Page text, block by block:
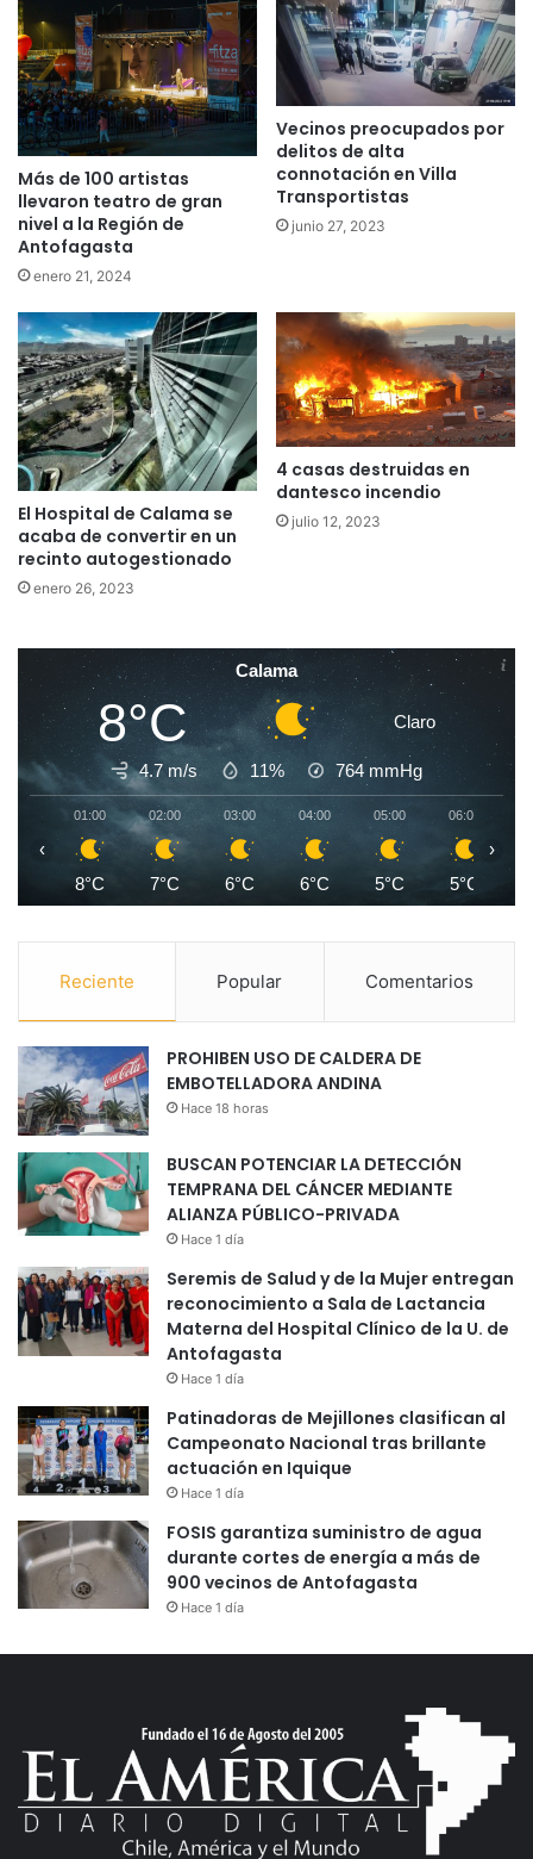
Más de 100 artistas
llevaron teatro de gran
nivel a la Región de
Antofagasta
enero 21, 2024
Vecinos preocupados por
delitos de alta
connotación en Villa
Transportistas
junio 27, 2023
El Hospital de Calama se
acaba de convertir en un
recinto autogestionado
enero 26, 2023
4 casas destruidas en
dantesco incendio
julio 12, 2023
Calama
8°C Claro
4.7 m/s 11% 764 mmHg
01:00
8°C
02:00
7°C
03:00
6°C
04:00
6°C
05:00
5°C
06:00
5°C
‹ ›
Reciente Popular Comentarios
PROHIBEN USO DE CALDERA DE
EMBOTELLADORA ANDINA
Hace 18 horas
BUSCAN POTENCIAR LA DETECCIÓN
TEMPRANA DEL CÁNCER MEDIANTE
ALIANZA PÚBLICO-PRIVADA
Hace 1 día
Seremis de Salud y de la Mujer entregan
reconocimiento a Sala de Lactancia
Materna del Hospital Clínico de la U. de
Antofagasta
Hace 1 día
Patinadoras de Mejillones clasifican al
Campeonato Nacional tras brillante
actuación en Iquique
Hace 1 día
FOSIS garantiza suministro de agua
durante cortes de energía a más de
900 vecinos de Antofagasta
Hace 1 día